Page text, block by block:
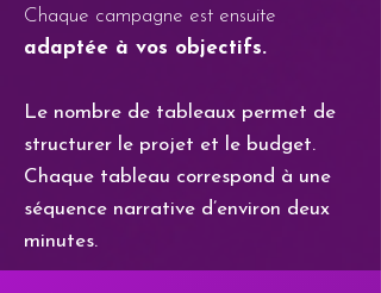
Chaque campagne est ensuite
adaptée à vos objectifs.
Le nombre de tableaux permet de
structurer le projet et le budget.
Chaque tableau correspond à une
séquence narrative d’environ deux
minutes.​